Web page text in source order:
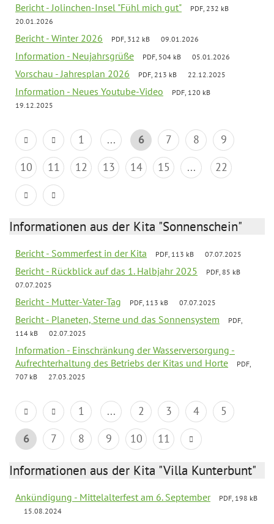
Bericht - Jolinchen-Insel "Fühl mich gut"
PDF, 232 kB
20.01.2026
Bericht - Winter 2026 PDF, 312 kB 09.01.2026
Information - Neujahrsgrüße PDF, 504 kB 05.01.2026
Vorschau - Jahresplan 2026 PDF, 213 kB 22.12.2025
Information - Neues Youtube-Video
PDF, 120 kB
19.12.2025
1 ... 6 7 8
9
10
11 12 13 14 15 ... 22
Informationen aus der Kita "Sonnenschein"
Bericht - Sommerfest in der Kita PDF, 113 kB 07.07.2025
Bericht - Rückblick auf das 1. Halbjahr 2025
PDF, 85 kB
07.07.2025
Bericht - Mutter-Vater-Tag PDF, 113 kB 07.07.2025
Bericht - Planeten, Sterne und das Sonnensystem
PDF,
114 kB
02.07.2025
Information - Einschränkung der Wasserversorgung -
Aufrechterhaltung des Betriebs der Kitas und Horte
PDF,
707 kB
27.03.2025
1 ... 2 3 4
5
6
7 8 9 10 11
Informationen aus der Kita "Villa Kunterbunt"
Ankündigung - Mittelalterfest am 6. September
PDF, 198 kB
15.08.2024